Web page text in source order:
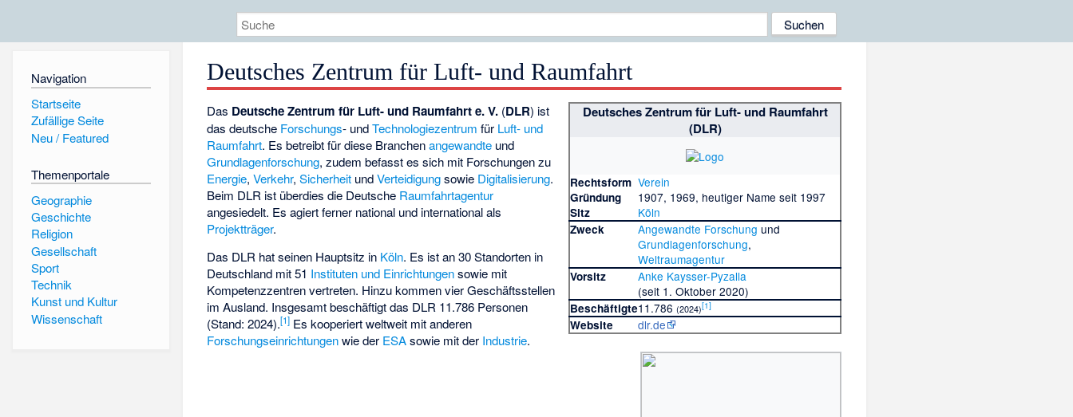
Navigation
Startseite
Zufällige Seite
Neu / Featured
Themenportale
Geographie
Geschichte
Religion
Gesellschaft
Sport
Technik
Kunst und Kultur
Wissenschaft
Deutsches Zentrum für Luft- und Raumfahrt
Deutsches Zentrum für Luft- und Raumfahrt
(DLR)
Rechtsform Verein
Gründung 1907, 1969, heutiger Name seit 1997
Sitz Köln
Zweck Angewandte Forschung und
Grundlagenforschung,
Weltraumagentur
Vorsitz
Anke Kaysser-Pyzalla
(seit 1. Oktober 2020)
Beschäftigte11.786(2024)[1]
Website dlr.de
Das Deutsche Zentrum für Luft- und Raumfahrt e. V. (DLR) ist
das deutsche Forschungs- undTechnologiezentrum für Luft- und
Raumfahrt. Es betreibt für diese Branchenangewandte und
Grundlagenforschung, zudem befasst es sich mit Forschungen zu
Energie,Verkehr,Sicherheit undVerteidigungsowie Digitalisierung.
Beim DLR ist überdies die Deutsche Raumfahrtagentur
angesiedelt. Es agiert ferner national und international als
Projektträger.
Das DLR hat seinen Hauptsitz in Köln. Es ist an 30 Standorten in
Deutschland mit 51 Instituten und Einrichtungensowie mit
Kompetenzzentren vertreten. Hinzu kommen vier Geschäftsstellen
im Ausland. Insgesamt beschäftigt das DLR 11.786 Personen
(Stand: 2024).[1] Es kooperiert weltweit mit anderen
Forschungseinrichtungenwie der ESAsowie mit der Industrie.